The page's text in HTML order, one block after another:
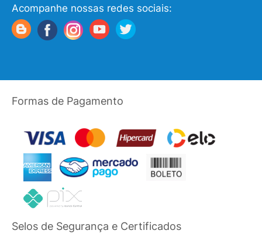
Acompanhe nossas redes sociais:
Formas de Pagamento
Selos de Segurança e Certificados